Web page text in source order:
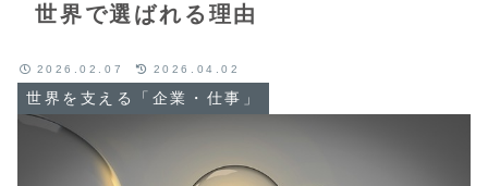
世界で選ばれる理由
世界を支える「企業・仕事」
2026.02.07 2026.04.02